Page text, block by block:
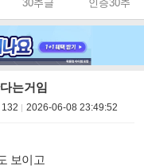
on/off
색
쓰
30추글 인증30추
는거임
132 2026-06-08 23:49:52
보이고